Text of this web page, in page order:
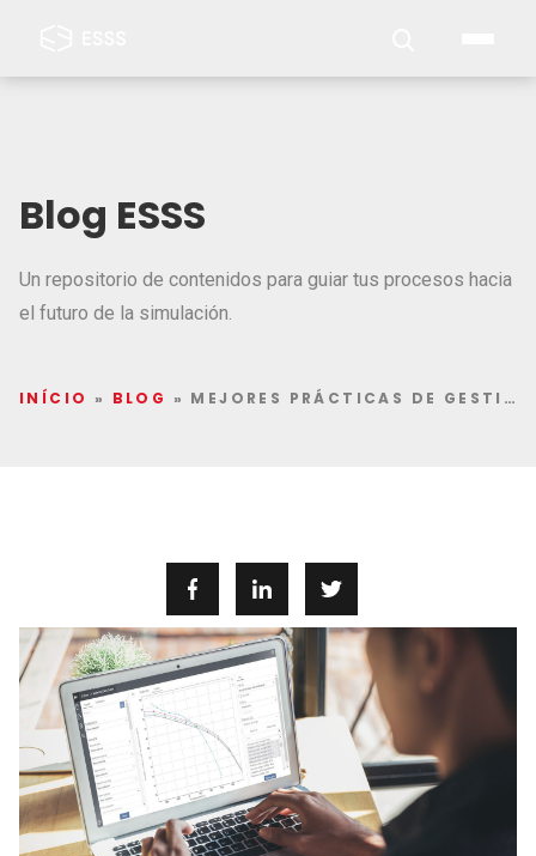
Blog ESSS
Un repositorio de contenidos para guiar tus procesos hacia
el futuro de la simulación.
INÍCIO » BLOG » MEJORES PRÁCTICAS DE GESTIÓN DE MATERIALES